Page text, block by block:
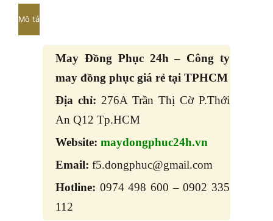
Mô tả
May Đồng Phục 24h – Công ty
may đồng phục giá rẻ tại TPHCM
Địa chỉ: 276A Trần Thị Cờ P.Thới
An Q12 Tp.HCM
Website: maydongphuc24h.vn
Email: f5.dongphuc@gmail.com
Hotline: 0974 498 600 – 0902 335
112